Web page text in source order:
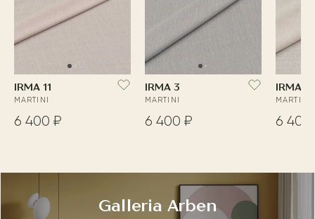
IRMA 11
MARTINI
6 400 ₽
IRMA 3
MARTINI
6 400 ₽
IRMA
MARTINI
6 400
Galleria Arben